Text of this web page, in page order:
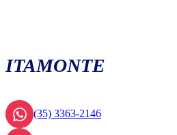
ITAMONTE
(35) 3363-2146